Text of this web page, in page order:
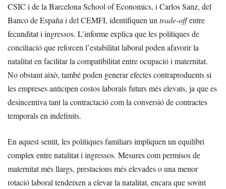
CSIC i de la Barcelona School of Economics, i Carlos Sanz, del
Banco de España i del CEMFI, identifiquen un trade-offentre
fecunditat i ingressos. L’informe explica que les polítiques de
conciliació que reforcen l’estabilitat laboral poden afavorir la
natalitat en facilitar la compatibilitat entre ocupació i maternitat.
No obstant això, també poden generar efectes contraproduents si
les empreses anticipen costos laborals futurs més elevats, ja que es
desincentiva tant la contractació com la conversió de contractes
temporals en indefinits.
En aquest sentit, les polítiques familiars impliquen un equilibri
complex entre natalitat i ingressos. Mesures com permisos de
maternitat més llargs, prestacions més elevades o una menor
rotació laboral tendeixen a elevar la natalitat, encara que sovint